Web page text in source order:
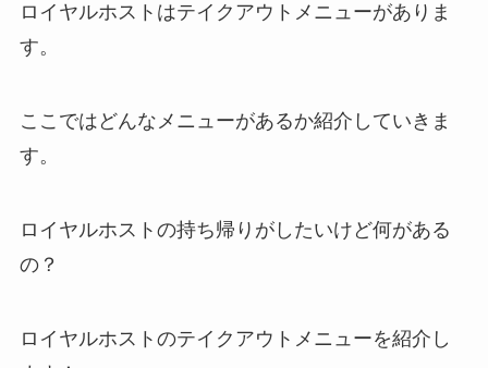
ロイヤルホストはテイクアウトメニューがありま
す。
ここではどんなメニューがあるか紹介していきま
す。
ロイヤルホストの持ち帰りがしたいけど何がある
の？
ロイヤルホストのテイクアウトメニューを紹介し